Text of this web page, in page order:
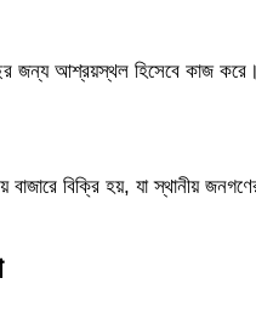
জন্য আশ্রয়স্থল হিসেবে কাজ করে।
বিক্রি হয়, যা স্থানীয়